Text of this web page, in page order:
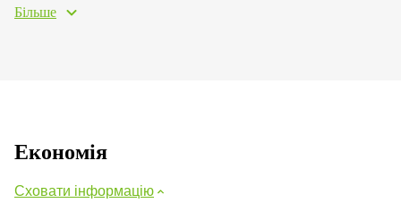
Більше
Економія
Сховати інформацію